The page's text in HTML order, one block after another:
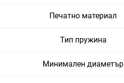
Печатно материал
Тип пружина
Минимален диаметър